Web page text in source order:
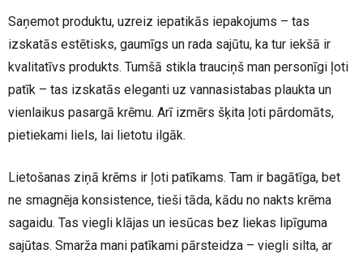
Saņemot produktu, uzreiz iepatikās iepakojums – tas
izskatās estētisks, gaumīgs un rada sajūtu, ka tur iekšā ir
kvalitatīvs produkts. Tumšā stikla trauciņš man personīgi ļoti
patīk – tas izskatās eleganti uz vannasistabas plaukta un
vienlaikus pasargā krēmu. Arī izmērs šķita ļoti pārdomāts,
pietiekami liels, lai lietotu ilgāk.
Lietošanas ziņā krēms ir ļoti patīkams. Tam ir bagātīga, bet
ne smagnēja konsistence, tieši tāda, kādu no nakts krēma
sagaidu. Tas viegli klājas un iesūcas bez liekas lipīguma
sajūtas. Smarža mani patīkami pārsteidza – viegli silta, ar